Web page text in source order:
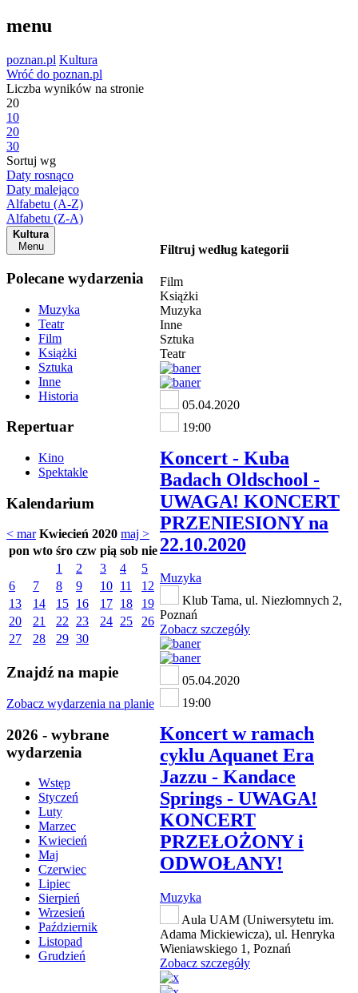
menu
poznan.pl Kultura
Wróć do poznan.pl
Liczba wyników na stronie
20
10
20
30
Sortuj wg
Daty rosnąco
Daty malejąco
Alfabetu (A-Z)
Alfabetu (Z-A)
Kultura
Menu
Polecane wydarzenia
Muzyka
Teatr
Film
Książki
Sztuka
Inne
Historia
Repertuar
Kino
Spektakle
Kalendarium
< mar Kwiecień 2020 maj >
pon wto śro czw pią sob nie
1
2 3 4
5
6
7 8 9 10 11
12
13
14 15 16 17 18
19
20
21 22 23 24 25
26
27
28 29 30
Znajdź na mapie
Zobacz wydarzenia na planie
2026 - wybrane
wydarzenia
Wstęp
Styczeń
Luty
Marzec
Kwiecień
Maj
Czerwiec
Lipiec
Sierpień
Wrzesień
Październik
Listopad
Grudzień
Filtruj według kategorii
Film
Książki
Muzyka
Inne
Sztuka
Teatr
05.04.2020
19:00
Koncert - Kuba
Badach Oldschool -
UWAGA! KONCERT
PRZENIESIONY na
22.10.2020
Muzyka
Klub Tama, ul. Niezłomnych 2,
Poznań
Zobacz szczegóły
05.04.2020
19:00
Koncert w ramach
cyklu Aquanet Era
Jazzu - Kandace
Springs - UWAGA!
KONCERT
PRZEŁOŻONY i
ODWOŁANY!
Muzyka
Aula UAM (Uniwersytetu im.
Adama Mickiewicza), ul. Henryka
Wieniawskiego 1, Poznań
Zobacz szczegóły